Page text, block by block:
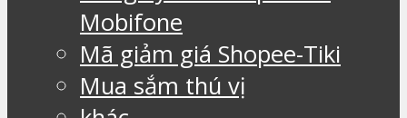
Mobifone
Mã giảm giá Shopee-Tiki
Mua sắm thú vị